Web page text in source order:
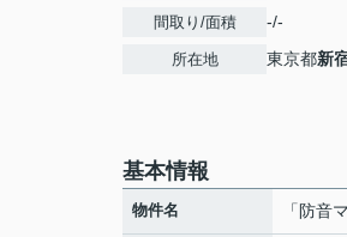
間取り/面積 -/-
所在地 東京都新
基本情報
物件名 「防音